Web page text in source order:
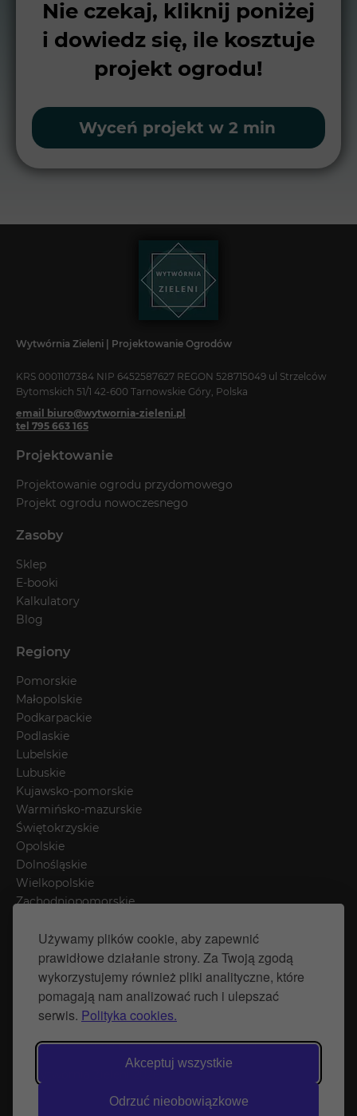
Używamy plików cookie, aby zapewnić
prawidłowe działanie strony. Za Twoją zgodą
wykorzystujemy również pliki analityczne, które
pomagają nam analizować ruch i ulepszać
serwis. Polityka cookies.
Akceptuj wszystkie
Odrzuć nieobowiązkowe
Nie czekaj, kliknij poniżej
i dowiedz się, ile kosztuje
projekt ogrodu!
Wyceń projekt w 2 min
Wytwórnia Zieleni | Projektowanie Ogrodów
KRS 0001107384 NIP 6452587627 REGON 528715049 ul Strzelców
Bytomskich 51/1 42-600 Tarnowskie Góry, Polska
email biuro@wytwornia-zieleni.pl
tel 795 663 165
Projektowanie
Projektowanie ogrodu przydomowego
Projekt ogrodu nowoczesnego
Zasoby
Sklep
E-booki
Kalkulatory
Blog
Regiony
Pomorskie
Małopolskie
Podkarpackie
Podlaskie
Lubelskie
Lubuskie
Kujawsko-pomorskie
Warmińsko-mazurskie
Świętokrzyskie
Opolskie
Dolnośląskie
Wielkopolskie
Zachodniopomorskie
Mazowieckie
Śląskie
© Wytwórnia Zieleni 2026
Polityka prywatności
Polityka Cookies
Strona stworzona przez Naprawimyfirme.pl